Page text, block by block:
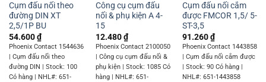
Cụm đấu nối theo
đường DIN XT
2,5/1P BU
54.600₫
Phoenix Contact 1544636
| Cụm đấu nối theo
đường DIN | Stock: 100
Có hàng | NHL#: 651-
Công cụ cụm đấu
nối & phụ kiện A 4-
15
12.480₫
Phoenix Contact 2100050
| Công cụ cụm đấu nối &
phụ kiện | Stock: 1085 Có
hàng | NHL#: 651-
Cụm đấu nối cắm
được FMCOR 1,5/ 5-
ST-3,5
91.260₫
Phoenix Contact 1443858
| Cụm đấu nối cắm được
| Stock: 90 Có hàng |
NHL#: 651-1443858